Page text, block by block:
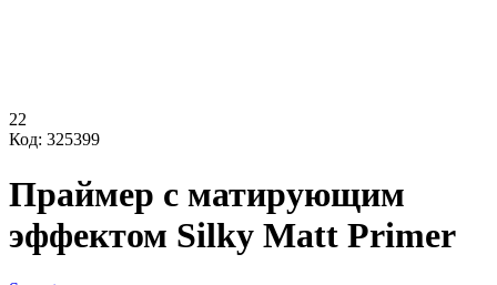
22
Код: 325399
Праймер с матирующим
эффектом Silky Matt Primer